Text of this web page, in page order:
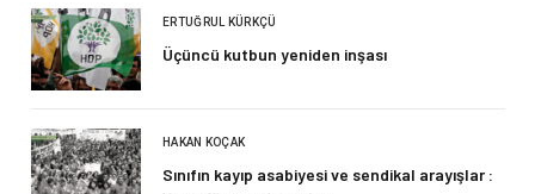
ERTUĞRUL KÜRKÇÜ
Üçüncü kutbun yeniden inşası
HAKAN KOÇAK
Sınıfın kayıp asabiyesi ve sendikal arayışlar :